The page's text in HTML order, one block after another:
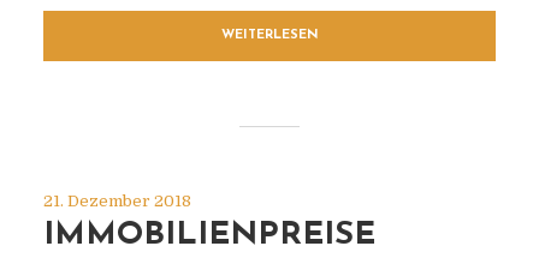
WEITERLESEN
21. Dezember 2018
IMMOBILIENPREISE